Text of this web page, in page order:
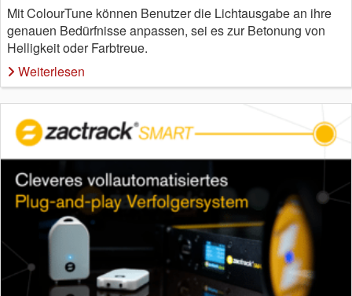
Mit ColourTune können Benutzer die Lichtausgabe an ihre
genauen Bedürfnisse anpassen, sei es zur Betonung von
Helligkeit oder Farbtreue.
Weiterlesen